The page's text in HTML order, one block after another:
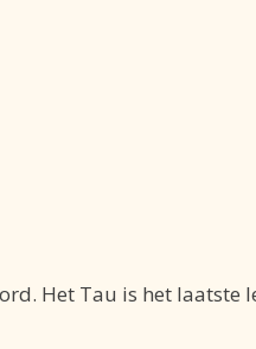
Het Tau is het